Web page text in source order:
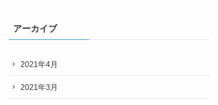
アーカイブ
2021年4月
2021年3月